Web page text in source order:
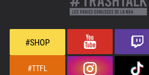
#SHOP
#TTFL